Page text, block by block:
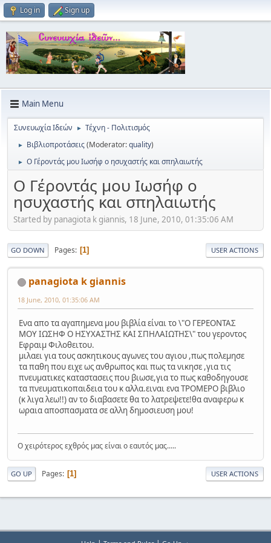
Log in Sign up
Main Menu
Συνευωχία Ιδεών ► Τέχνη - Πολιτισμός
► Βιβλιοπροτάσεις(Moderator:quality)
► Ο Γέροντάς μου Ιωσήφ ο ησυχαστής και σπηλαιωτής
Ο Γέροντάς μου Ιωσήφ ο
ησυχαστής και σπηλαιωτής
Started by panagiota k giannis, 18 June, 2010, 01:35:06 AM
GO DOWN Pages 1 USER ACTIONS
panagiota k giannis
18 June, 2010, 01:35:06 AM
Ενα απο τα αγαπημενα μου βιβλία είναι το \"Ο ΓΕΡΕΟΝΤΑΣ
ΜΟΥ ΙΩΣΗΦ Ο ΗΣΥΧΑΣΤΗΣ ΚΑΙ ΣΠΗΛΑΙΩΤΗΣ\" του γεροντος
Εφραιμ Φιλοθειτου.
μιλαει για τους ασκητικους αγωνες του αγιου ,πως πολεμησε
τα παθη που ειχε ως ανθρωπος και πως τα νικησε ,για τις
πνευματικες καταστασεις που βιωσε,για το πως καθοδηγουσε
τα πνευματικοπαιδεια του κ αλλα.ειναι ενα ΤΡΟΜΕΡΟ βιβλιο
(κ λιγα λεω!!) αν το διαβασετε θα το λατρεψετε!θα αναφερω κ
ωραια αποσπασματα σε αλλη δημοσιευση μου!
Ο χειρότερος εχθρός μας είναι ο εαυτός μας.....
GO UP Pages 1 USER ACTIONS